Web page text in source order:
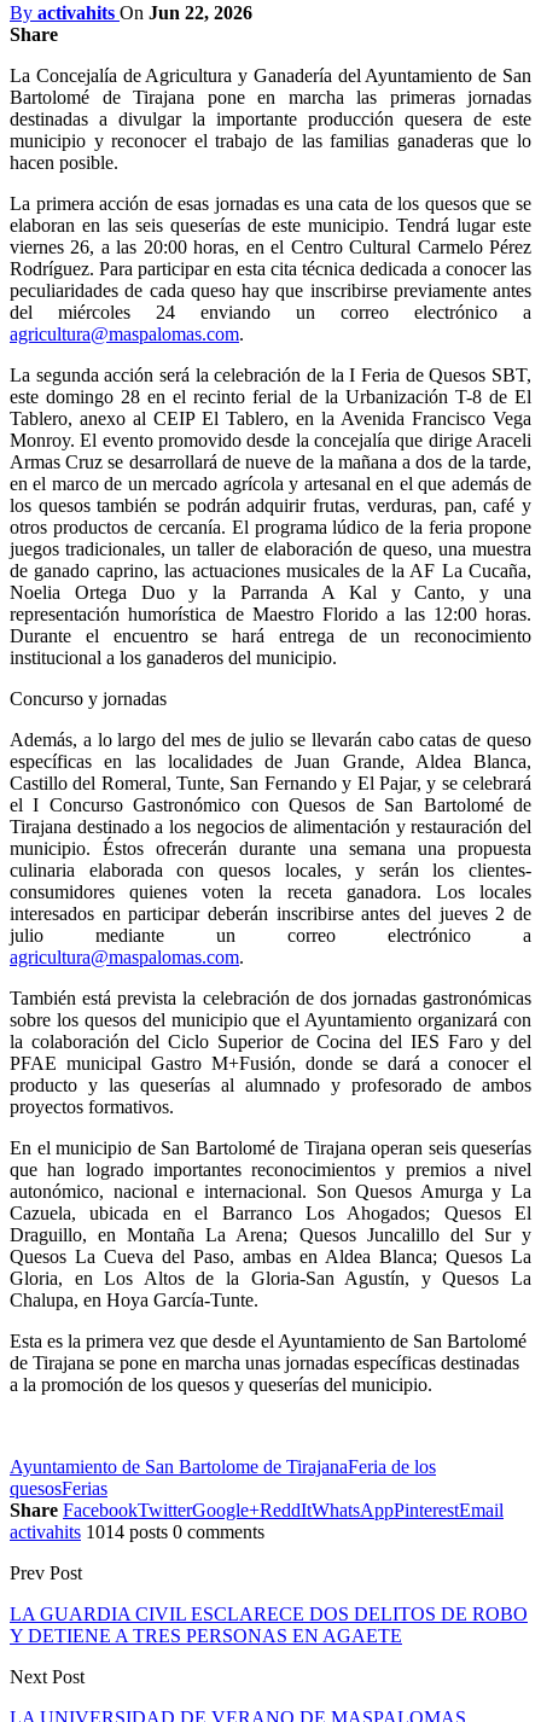
By activahits On Jun 22, 2026
Share
La Concejalía de Agricultura y Ganadería del Ayuntamiento de San
Bartolomé de Tirajana pone en marcha las primeras jornadas
destinadas a divulgar la importante producción quesera de este
municipio y reconocer el trabajo de las familias ganaderas que lo
hacen posible.
La primera acción de esas jornadas es una cata de los quesos que se
elaboran en las seis queserías de este municipio. Tendrá lugar este
viernes 26, a las 20:00 horas, en el Centro Cultural Carmelo Pérez
Rodríguez. Para participar en esta cita técnica dedicada a conocer las
peculiaridades de cada queso hay que inscribirse previamente antes
del miércoles 24 enviando un correo electrónico a
agricultura@maspalomas.com.
La segunda acción será la celebración de la I Feria de Quesos SBT,
este domingo 28 en el recinto ferial de la Urbanización T-8 de El
Tablero, anexo al CEIP El Tablero, en la Avenida Francisco Vega
Monroy. El evento promovido desde la concejalía que dirige Araceli
Armas Cruz se desarrollará de nueve de la mañana a dos de la tarde,
en el marco de un mercado agrícola y artesanal en el que además de
los quesos también se podrán adquirir frutas, verduras, pan, café y
otros productos de cercanía. El programa lúdico de la feria propone
juegos tradicionales, un taller de elaboración de queso, una muestra
de ganado caprino, las actuaciones musicales de la AF La Cucaña,
Noelia Ortega Duo y la Parranda A Kal y Canto, y una
representación humorística de Maestro Florido a las 12:00 horas.
Durante el encuentro se hará entrega de un reconocimiento
institucional a los ganaderos del municipio.
Concurso y jornadas
Además, a lo largo del mes de julio se llevarán cabo catas de queso
específicas en las localidades de Juan Grande, Aldea Blanca,
Castillo del Romeral, Tunte, San Fernando y El Pajar, y se celebrará
el I Concurso Gastronómico con Quesos de San Bartolomé de
Tirajana destinado a los negocios de alimentación y restauración del
municipio. Éstos ofrecerán durante una semana una propuesta
culinaria elaborada con quesos locales, y serán los clientes-
consumidores quienes voten la receta ganadora. Los locales
interesados en participar deberán inscribirse antes del jueves 2 de
julio mediante un correo electrónico a
agricultura@maspalomas.com.
También está prevista la celebración de dos jornadas gastronómicas
sobre los quesos del municipio que el Ayuntamiento organizará con
la colaboración del Ciclo Superior de Cocina del IES Faro y del
PFAE municipal Gastro M+Fusión, donde se dará a conocer el
producto y las queserías al alumnado y profesorado de ambos
proyectos formativos.
En el municipio de San Bartolomé de Tirajana operan seis queserías
que han logrado importantes reconocimientos y premios a nivel
autonómico, nacional e internacional. Son Quesos Amurga y La
Cazuela, ubicada en el Barranco Los Ahogados; Quesos El
Draguillo, en Montaña La Arena; Quesos Juncalillo del Sur y
Quesos La Cueva del Paso, ambas en Aldea Blanca; Quesos La
Gloria, en Los Altos de la Gloria-San Agustín, y Quesos La
Chalupa, en Hoya García-Tunte.
Esta es la primera vez que desde el Ayuntamiento de San Bartolomé
de Tirajana se pone en marcha unas jornadas específicas destinadas
a la promoción de los quesos y queserías del municipio.
Ayuntamiento de San Bartolome de TirajanaFeria de los
quesosFerias
Share FacebookTwitterGoogle+ReddItWhatsAppPinterestEmail
activahits 1014 posts 0 comments
Prev Post
LA GUARDIA CIVIL ESCLARECE DOS DELITOS DE ROBO
Y DETIENE A TRES PERSONAS EN AGAETE
Next Post
LA UNIVERSIDAD DE VERANO DE MASPALOMAS